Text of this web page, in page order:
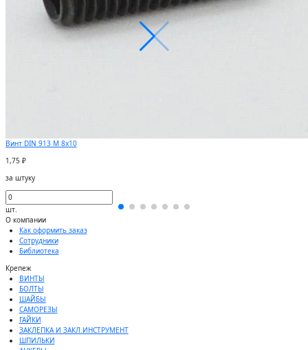
Винт DIN 913 М 8х10
1,75 ₽
за штуку
шт.
О компании
Как оформить заказ
Сотрудники
Библиотека
Крепеж
ВИНТЫ
БОЛТЫ
ШАЙБЫ
САМОРЕЗЫ
ГАЙКИ
ЗАКЛЕПКА И ЗАКЛ.ИНСТРУМЕНТ
ШПИЛЬКИ